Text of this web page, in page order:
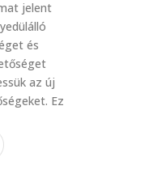
jelent
és
az új
Ez